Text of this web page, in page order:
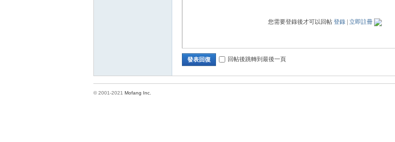
您需要登錄後才可以回帖 登錄| 立即註冊
發表回復 回帖後跳轉到最後一頁
© 2001-2021 Mofang Inc.